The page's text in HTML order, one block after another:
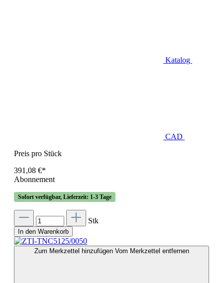
Katalog
CAD
Preis pro Stück
391,08 €*
Abonnement
Sofort verfügbar, Lieferzeit: 1-3 Tage
Stk
In den Warenkorb
Zum Merkzettel hinzufügen Vom Merkzettel entfernen